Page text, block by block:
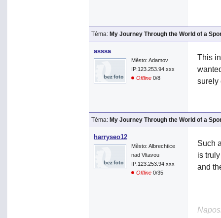
Téma: My Journey Through the World of a
asssa
Město: Adamov
IP:123.253.94.xxx
Offline 0/8
This
surely
Téma: My Journey Through the World of a
harryseo12
Město: Albrechtice
nad Vltavou
IP:123.253.94.xxx
Offline 0/35
Such
is
and